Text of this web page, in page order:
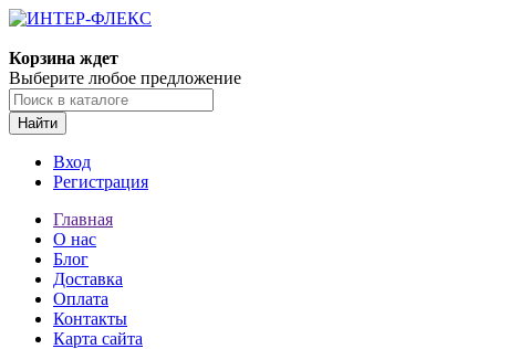
Корзина ждет
Выберите любое предложение
Найти
Вход
Регистрация
Главная
О нас
Блог
Доставка
Оплата
Контакты
Карта сайта